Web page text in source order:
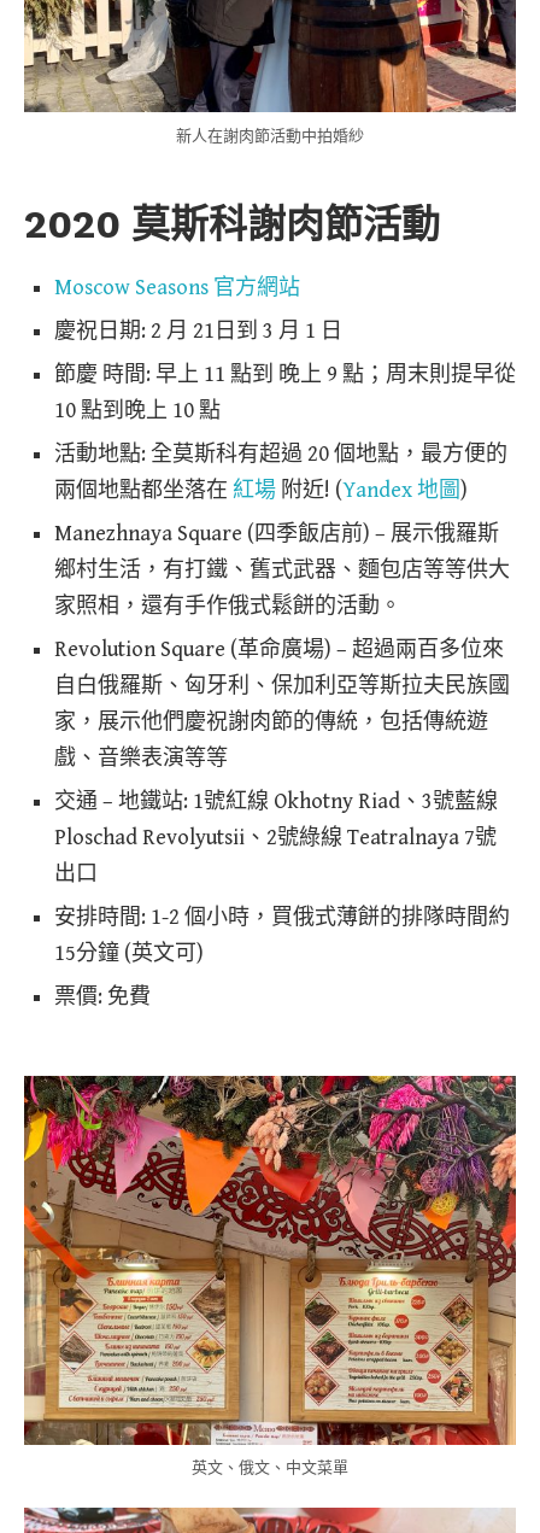
新人在謝肉節活動中拍婚紗
2020 莫斯科謝肉節活動
Moscow Seasons 官方網站
慶祝日期: 2 月 21日到 3 月 1 日
節慶 時間: 早上 11 點到 晚上 9 點；周末則提早從
10 點到晚上 10 點
活動地點: 全莫斯科有超過 20 個地點，最方便的
兩個地點都坐落在 紅場 附近! (Yandex 地圖)
Manezhnaya Square (四季飯店前) – 展示俄羅斯
鄉村生活，有打鐵、舊式武器、麵包店等等供大
家照相，還有手作俄式鬆餅的活動。
Revolution Square (革命廣場) – 超過兩百多位來
自白俄羅斯、匈牙利、保加利亞等斯拉夫民族國
家，展示他們慶祝謝肉節的傳統，包括傳統遊
戲、音樂表演等等
交通 – 地鐵站: 1號紅線 Okhotny Riad、3號藍線
Ploschad Revolyutsii、2號綠線 Teatralnaya 7號
出口
安排時間: 1-2 個小時，買俄式薄餅的排隊時間約
15分鐘 (英文可)
票價: 免費
英文、俄文、中文菜單